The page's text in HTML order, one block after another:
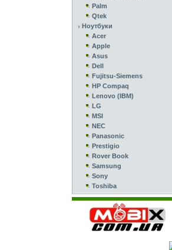
Palm
Qtek
Ноутбуки
Acer
Apple
Asus
Dell
Fujitsu-Siemens
HP Compaq
Lenovo (IBM)
LG
MSI
NEC
Panasonic
Prestigio
Rover Book
Samsung
Sony
Toshiba